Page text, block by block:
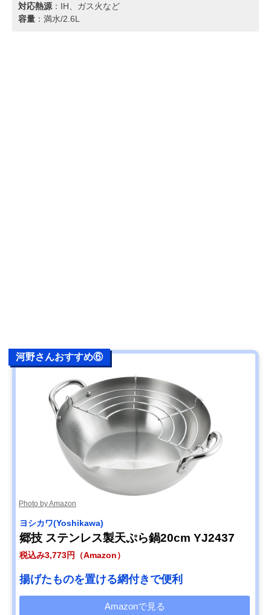
対応熱源 ：IH、ガス火など
容量 ：満水/2.6L
河野さんおすすめ⑥
Photo by Amazon
ヨシカワ(Yoshikawa)
郷技 ステンレス製天ぷら鍋20cm YJ2437
税込み3,773円（Amazon）
揚げたものを置ける網付きで便利
Amazonで見る